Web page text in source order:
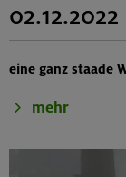
eine ganz staade
mehr